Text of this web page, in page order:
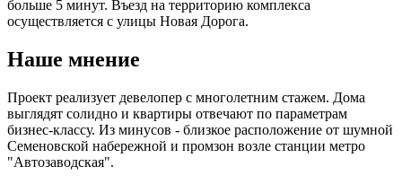
больше 5 минут. Въезд на территорию комплекса
осуществляется с улицы Новая Дорога.
Наше мнение
Проект реализует девелопер с многолетним стажем. Дома
выглядят солидно и квартиры отвечают по параметрам
бизнес-классу. Из минусов - близкое расположение от шумной
Семеновской набережной и промзон возле станции метро
"Автозаводская".